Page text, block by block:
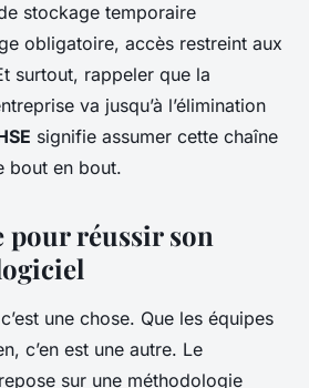
stockage temporaire
obligatoire, accès restreint aux
surtout, rappeler que la
va jusqu’à l’élimination
signifie assumer cette chaîne
bout en bout.
pour réussir son
une chose. Que les équipes
c’en est une autre. Le
sur une méthodologie